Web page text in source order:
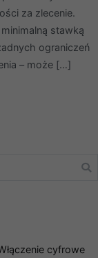
za zlecenie.
stawką
ograniczeń
– może […]
cyfrowe